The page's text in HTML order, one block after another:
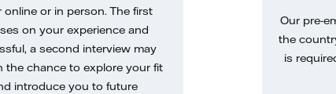
or in person. The first
on your experience and
a second interview may
the chance to explore your fit
introduce you to future
Our pre-
the
is